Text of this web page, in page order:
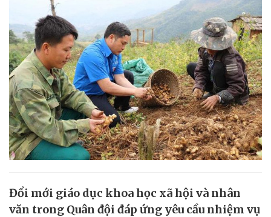
Đổi mới giáo dục khoa học xã hội và nhân
văn trong Quân đội đáp ứng yêu cầu nhiệm vụ